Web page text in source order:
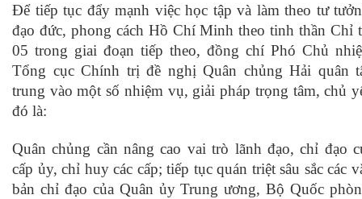
Để tiếp tục đẩy mạnh việc học tập và làm theo tư
đạo đức, phong cách Hồ Chí Minh theo tinh thần Chỉ
05 trong giai đoạn tiếp theo, đồng chí Phó Chủ
Tổng cục Chính trị đề nghị Quân chủng Hải quân
trung vào một số nhiệm vụ, giải pháp trọng tâm, chủ
đó là:
Quân chủng cần nâng cao vai trò lãnh đạo, chỉ đạo
cấp ủy, chỉ huy các cấp; tiếp tục quán triệt sâu sắc các
bản chỉ đạo của Quân ủy Trung ương, Bộ Quốc